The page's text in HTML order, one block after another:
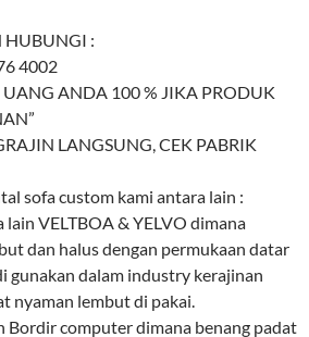
HUBUNGI :
4002
ANDA 100 % JIKA PRODUK
LANGSUNG, CEK PABRIK
sofa custom kami antara lain :
lain VELTBOA & YELVO dimana
dan halus dengan permukaan datar
gunakan dalam industry kerajinan
nyaman lembut di pakai.
Bordir computer dimana benang padat